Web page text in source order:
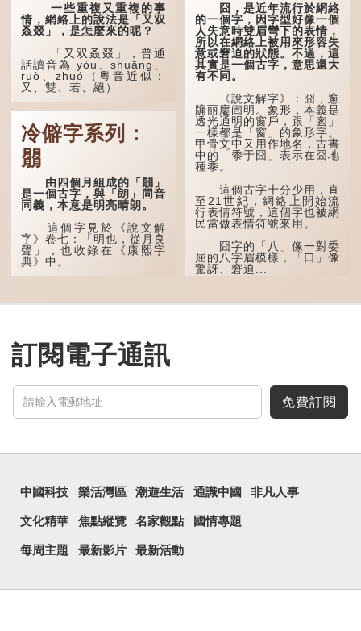
一些重複又重複的事
情，網絡上的說法是「又双
叒叕」，是怎麼來的呢？
「又双叒叕」，普通
話讀音為 yòu、shuāng、
ruò、zhuó（粵音近似：
又、雙、若、絕）
「又」和「双」比較
易理解，前者表示再次，後
者表示一對，兩個「又」便
是「双」。
「叒」（音：若）原是
古代神話中的樹木名
稱。 《說文解字·叒部》：
「叒，日初出東方湯谷所登
榑桑，叒木也。」
「叕...
冷僻字系列：
朤
由四個月組成的「朤」
是一個古字，與「朗」同音
同義，本意是明亮晴朗。
這個字見於《說文解
字》卷七：「明也，從月良
聲」，也收錄在《康熙字
典》中。
「朤朤乾坤，捨我其
宙等，形容政治清明，天下
太平！
飛。」也是指天清氣明，鳥
兒可高飛。
「朤朤脆脆」就是形容
囧，是近年流行於網絡
的一個字，因字型好像一個
人失意時雙眉彎下的表情，
所以在網絡上被用來形容失
意或窘迫的狀態。不過，這
其實是一個古字，意思還大
有不同。
《說文解字》：囧，窻
牖丽廔闿明。象形，本義是
透光通明的窗戶，跟「囪」
一樣都是「窗」的象形字。
甲骨文中又用作地名，古書
中的「黍于囧」表示在囧地
種黍。
這個古字十分少用，直
至21世紀，網絡上開始流
行表情符號，這個字也被網
民當做表情符號來用。
囧字的「八」像一對委
屈的八字眉模樣，「口」像
驚訝、窘迫...
訂閱電子通訊
免費訂閱
中國科技 樂活灣區 潮遊生活 通識中國 非凡人事
文化精華 焦點縱覽 名家觀點 國情專題
每周主題 最新影片 最新活動